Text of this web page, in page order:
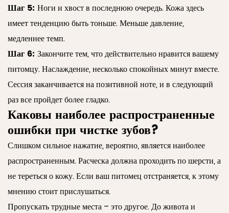
Шаг 5: Ноги и хвост в последнюю очередь. Кожа здесь
имеет тенденцию быть тоньше. Меньше давление,
медленнее темп.
Шаг 6: Закончите тем, что действительно нравится вашему
питомцу. Наслаждение, несколько спокойных минут вместе.
Сессия заканчивается на позитивной ноте, и в следующий
раз все пройдет более гладко.
Каковы наиболее распространенные
ошибки при чистке зубов?
Слишком сильное нажатие, вероятно, является наиболее
распространенным. Расческа должна проходить по шерсти, а
не тереться о кожу. Если ваш питомец отстраняется, к этому
мнению стоит прислушаться.
Пропускать трудные места – это другое. До живота и